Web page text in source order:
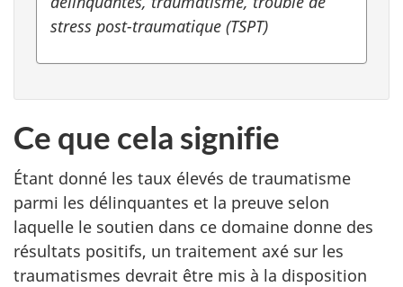
stress post-traumatique (TSPT)
Ce que cela signifie
Étant donné les taux élevés de traumatisme
parmi les délinquantes et la preuve selon
laquelle le soutien dans ce domaine donne des
résultats positifs, un traitement axé sur les
traumatismes devrait être mis à la disposition